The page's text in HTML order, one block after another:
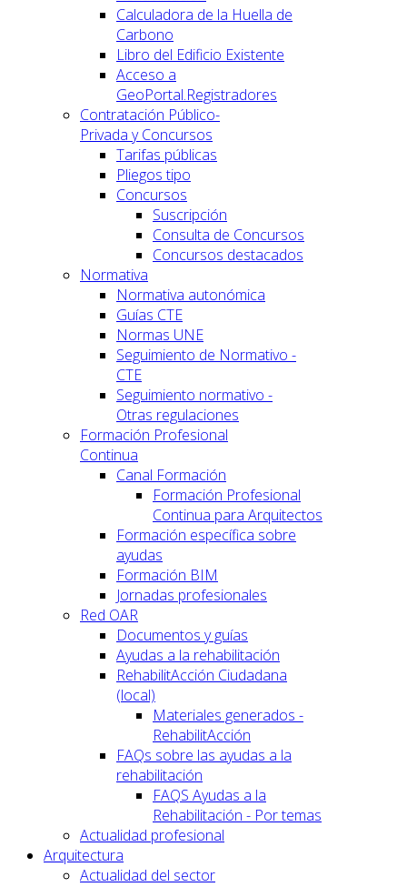
Calculadora de la Huella de
Carbono
Libro del Edificio Existente
Acceso a
GeoPortal.Registradores
Contratación Público-
Privada y Concursos
Tarifas públicas
Pliegos tipo
Concursos
Suscripción
Consulta de Concursos
Concursos destacados
Normativa
Normativa autonómica
Guías CTE
Normas UNE
Seguimiento de Normativo -
CTE
Seguimiento normativo -
Otras regulaciones
Formación Profesional
Continua
Canal Formación
Formación Profesional
Continua para Arquitectos
Formación específica sobre
ayudas
Formación BIM
Jornadas profesionales
Red OAR
Documentos y guías
Ayudas a la rehabilitación
RehabilitAcción Ciudadana
(local)
Materiales generados -
RehabilitAcción
FAQs sobre las ayudas a la
rehabilitación
FAQS Ayudas a la
Rehabilitación - Por temas
Actualidad profesional
Arquitectura
Actualidad del sector